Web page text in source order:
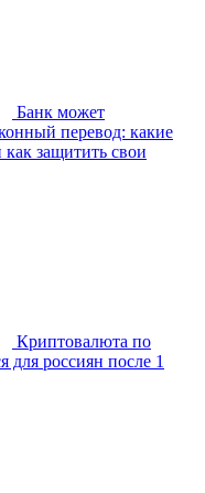
Банк может
перевод: какие
защитить свои
Криптовалюта по
для россиян после 1